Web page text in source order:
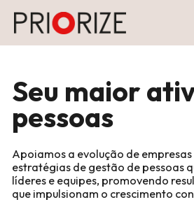
Seu maior
pessoas
Apoiamos a evolução de
estratégias de gestão de pessoas
líderes e equipes, promovendo
que impulsionam o crescimento